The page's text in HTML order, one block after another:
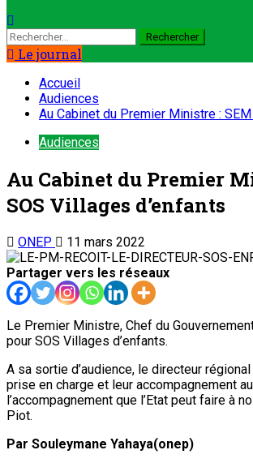
Rechercher :
Le journal
Accueil
Audiences
Au Cabinet du Premier Ministre :
Audiences
Au Cabinet du Premier
SOS Villages d’enfants
ONEP
11 mars 2022
Partager vers les réseaux
Le Premier Ministre, Chef du
pour SOS Villages d’enfants.
A sa sortie d’audience, le directeur
prise en charge et leur accompagnement
l’accompagnement que l’Etat peut faire à
Piot.
Par Souleymane Yahaya(onep)